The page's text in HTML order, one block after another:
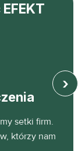
setki firm.
którzy nam
›